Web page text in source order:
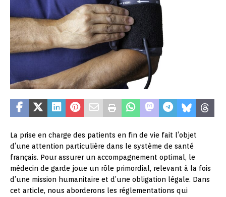
La prise en charge des patients en fin de vie fait l’objet
d’une attention particulière dans le système de santé
français. Pour assurer un accompagnement optimal, le
médecin de garde joue un rôle primordial, relevant à la fois
d’une mission humanitaire et d’une obligation légale. Dans
cet article, nous aborderons les réglementations qui